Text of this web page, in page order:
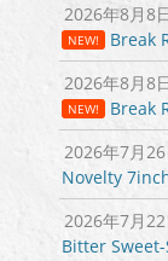
2026年8月8
NEW!
Break
2026年8月8
NEW!
Break
2026年7月26
Novelty
2026年7月22
Bitter